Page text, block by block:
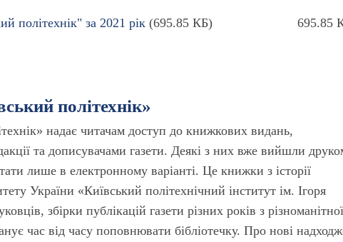
політехнік" за 2021 рік (695.85 КБ) 695.85
політехнік»
надає читачам доступ до книжкових видань,
та дописувачами газети. Деякі з них вже вийшли
лише в електронному варіанті. Це книжки з історії
України «Київський політехнічний інститут ім. Ігоря
збірки публікацій газети різних років з
час від часу поповнювати бібліотечку. Про нові